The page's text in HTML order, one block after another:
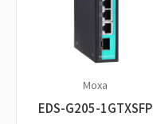
Moxa
EDS-G205-1GTXSFP